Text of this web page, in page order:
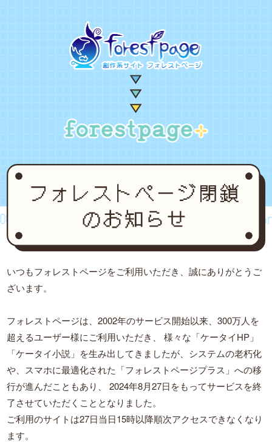
forestpage forever...2002~2024
いつもフォレストページをご利用いただき、誠にありがとうご
ざいます。
フォレストページは、2002年のサービス開始以来、300万人を
超えるユーザー様にご利用いただき、
様々な「ケータイHP」
「ケータイ小説」を生み出してきましたが、システムの老朽化
や、スマホに最適化された「フォレストページプラス」への移
行が進んだこともあり、
2024年8月27日をもってサービスを終
了させていただくこととなりました。
ご利用のサイトは27日当日15時以降順次アクセスできなくなり
ます。